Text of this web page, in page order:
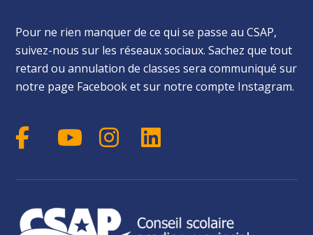
Pour ne rien manquer de ce qui se passe au CSAP,
suivez-nous sur les réseaux sociaux. Sachez que tout
retard ou annulation de classes sera communiqué sur
notre page Facebook et sur notre compte Instagram.